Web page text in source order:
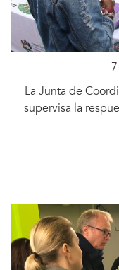
La Junta de
supervisa la